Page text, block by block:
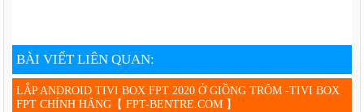
BÀI VIẾT LIÊN QUAN:
LẮP ANDROID TIVI BOX FPT 2020 Ở GIỒNG TRÔM -TIVI BOX
FPT CHÍNH HÃNG【 FPT-BENTRE.COM 】